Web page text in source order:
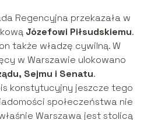
Regencyjna przekazała w
Józefowi Piłsudskiemu.
także władzę cywilną. W
w Warszawie ulokowano
Sejmu i Senatu.
konstytucyjny jeszcze tego
społeczeństwa nie
Warszawa jest stolicą